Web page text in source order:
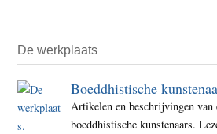
De werkplaats
Boeddhistische
Artikelen en beschrijvingen van
boeddhistische kunstenaars.